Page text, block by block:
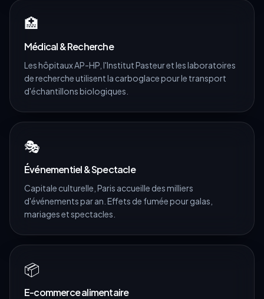
🏥
Médical & Recherche
Les hôpitaux AP-HP, l'Institut Pasteur et les laboratoires
de recherche utilisent la carboglace pour le transport
d'échantillons biologiques.
🎭
Événementiel & Spectacle
Capitale culturelle, Paris accueille des milliers
d'événements par an. Effets de fumée pour galas,
mariages et spectacles.
📦
E-commerce alimentaire